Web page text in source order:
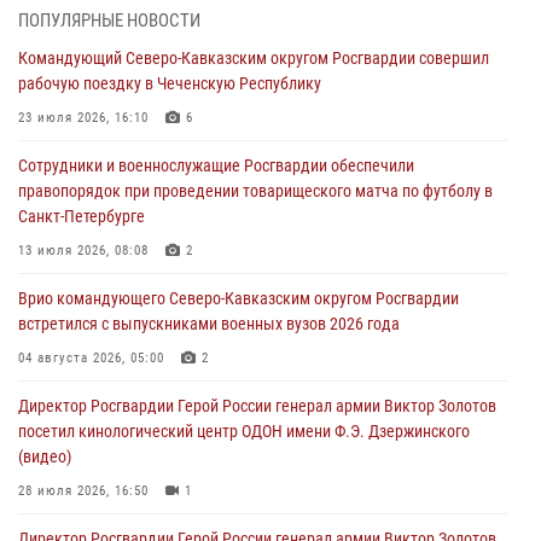
(видео)
В регионах Урала бойцам Росгвардии в зону СВО передали свежие
тиражи газет
Росгвардейцы провели занятие по стрелковой подготовке для
воспитанников Центра детского, юношеского туризма и
краеведения Луганской Народной Республики
Всероссийская ведомственная акции «Каникулы с Росгвардией
проходит в Сибири
ПОПУЛЯРНЫЕ НОВОСТИ
Командующий Северо-Кавказским округом Росгвардии совершил
рабочую поездку в Чеченскую Республику
23 июля 2026, 16:10 6
Сотрудники и военнослужащие Росгвардии обеспечили
правопорядок при проведении товарищеского матча по футболу в
Санкт-Петербурге
13 июля 2026, 08:08 2
Врио командующего Северо-Кавказским округом Росгвардии
встретился с выпускниками военных вузов 2026 года
04 августа 2026, 05:00 2
Директор Росгвардии Герой России генерал армии Виктор Золотов
посетил кинологический центр ОДОН имени Ф.Э. Дзержинского
(видео)
28 июля 2026, 16:50 1